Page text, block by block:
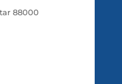
88000